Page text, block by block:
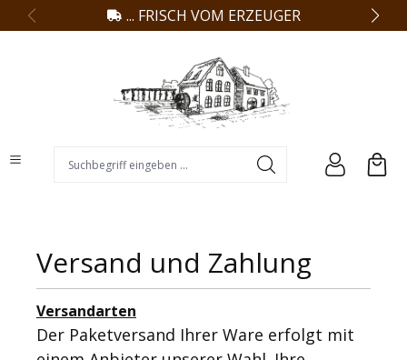
springen ... FRISCH VOM ERZEUGER
Suchbegriff eingeben ...
Versand und Zahlung
Versandarten
Der Paketversand Ihrer Ware erfolgt mit